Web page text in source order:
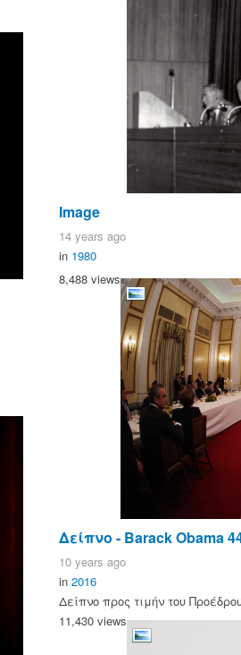
Image
14 years ago
in 1980
8,488 views
Δείπνο - Barack Obama
10 years ago
in 2016
Δείπνο προς τιμήν του
11,430 views